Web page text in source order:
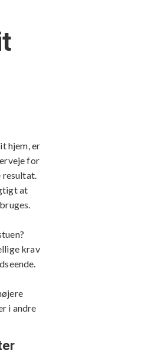
hjem, er
for
resultat.
at
krav
i andre